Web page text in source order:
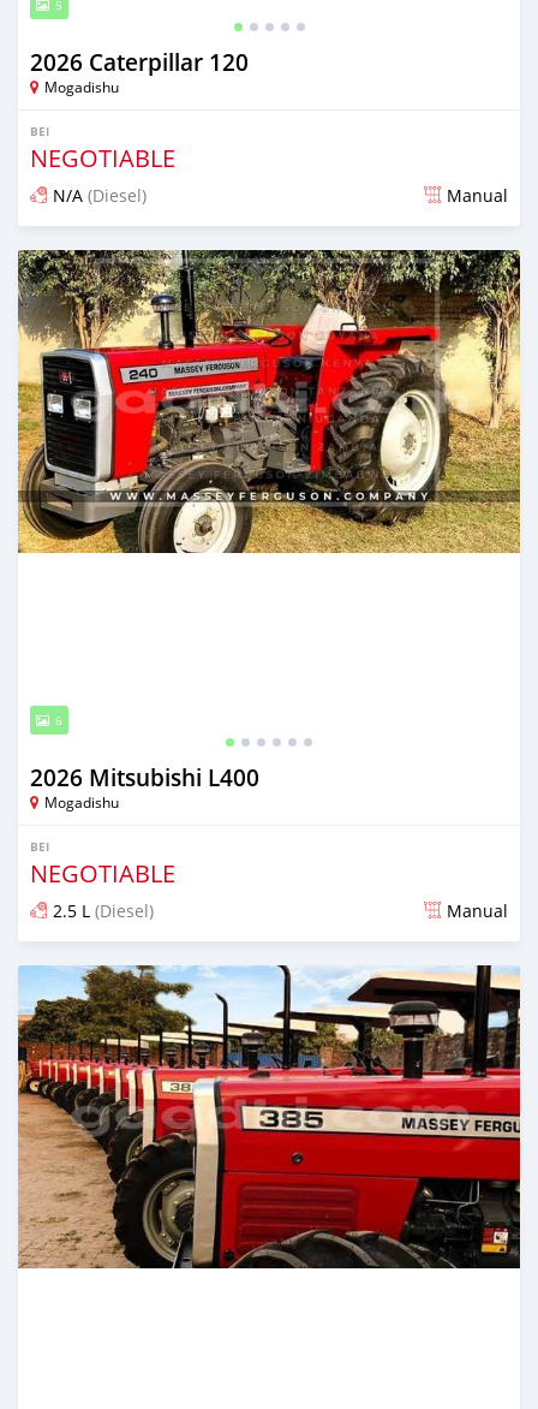
5
2026 Caterpillar 120
Mogadishu
BEI
NEGOTIABLE
N/A (Diesel) Manual
Ilitangazwa siku 17 iliopita
6
2026 Mitsubishi L400
Mogadishu
BEI
NEGOTIABLE
2.5 L (Diesel) Manual
Ilitangazwa siku 17 iliopita